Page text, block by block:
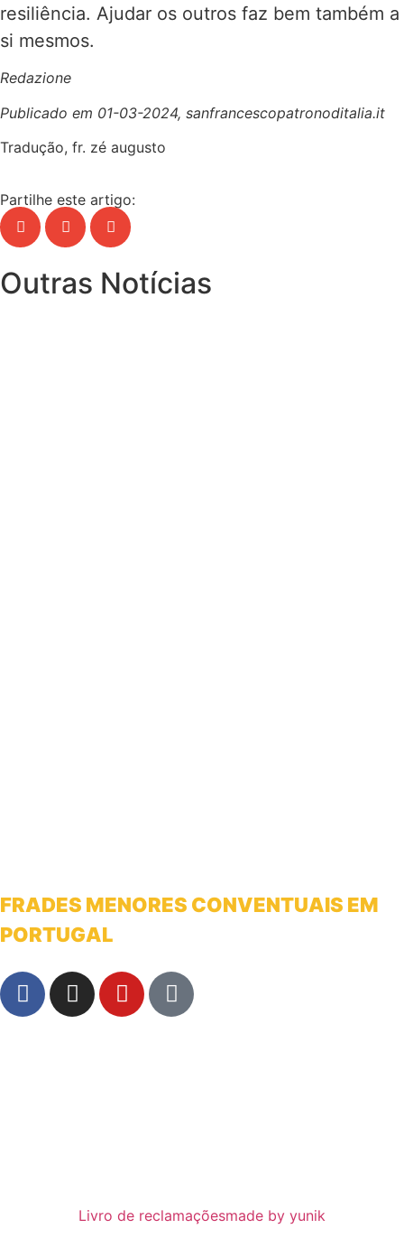
resiliência. Ajudar os outros faz bem também a
si mesmos.
Redazione
Publicado em 01-03-2024, sanfrancescopatronoditalia.it
Tradução, fr. zé augusto
Partilhe este artigo:
Outras Notícias
FRADES MENORES CONVENTUAIS EM
PORTUGAL
Livro de reclamaçõesmade by yunik